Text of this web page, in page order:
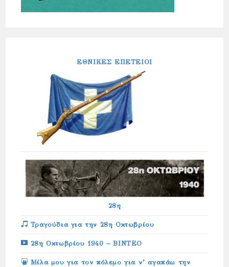
ΕΘΝΙΚΕΣ ΕΠΕΤΕΙΟΙ
28η
Τραγούδια για την 28η Οκτωβρίου
28η Οκτωβρίου 1940 – ΒΙΝΤΕΟ
Μίλα μου για τον πόλεμο για ν’ αγαπάω την